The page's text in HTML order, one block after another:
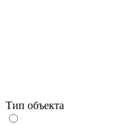
Тип объекта